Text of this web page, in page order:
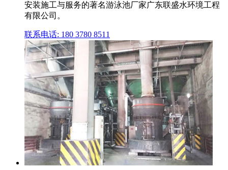
安装施工与服务的著名游泳池厂家广东联盛水环境工程
有限公司。
联系电话: 180 3780 8511